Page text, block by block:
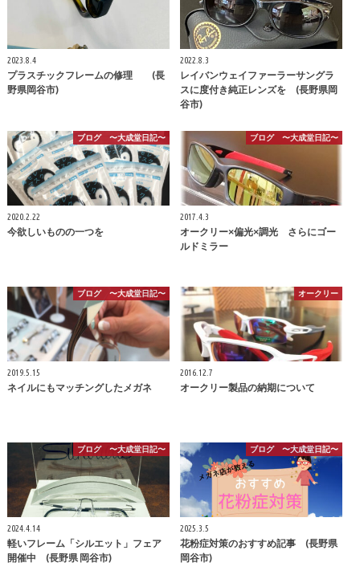
2023.8.4
プラスチックフレームの修理 (長
野県岡谷市)
2022.8.3
レイバンウェイファーラーサングラ
スに度付き純正レンズを (長野県岡
谷市)
ブログ 〜大成堂日記〜
2020.2.22
今欲しいものの一つを
ブログ 〜大成堂日記〜
2017.4.3
オークリー×偏光×調光 さらにゴー
ルドミラー
ブログ 〜大成堂日記〜
2019.5.15
ネイルにもマッチングしたメガネ
オークリー
2016.12.7
オークリー製品の納期について
ブログ 〜大成堂日記〜
2024.4.14
軽いフレーム「シルエット」フェア
開催中 (長野県 岡谷市)
ブログ 〜大成堂日記〜
2025.3.5
花粉症対策のおすすめ記事 (長野県
岡谷市)